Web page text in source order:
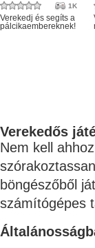
1K
Verekedj és segíts a
pálcikaembereknek!
Verekedős
Nem kell
böngészőből
számítógépes